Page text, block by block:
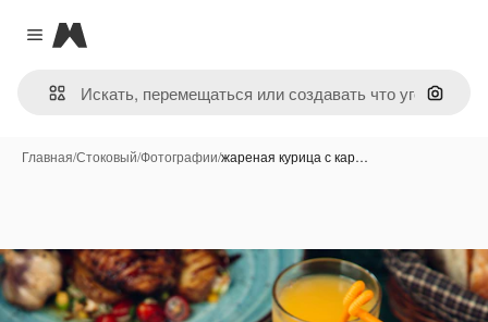
Close menu
Magnific
Поиск
Главная/Стоковый/Фотографии/жареная курица с кар…